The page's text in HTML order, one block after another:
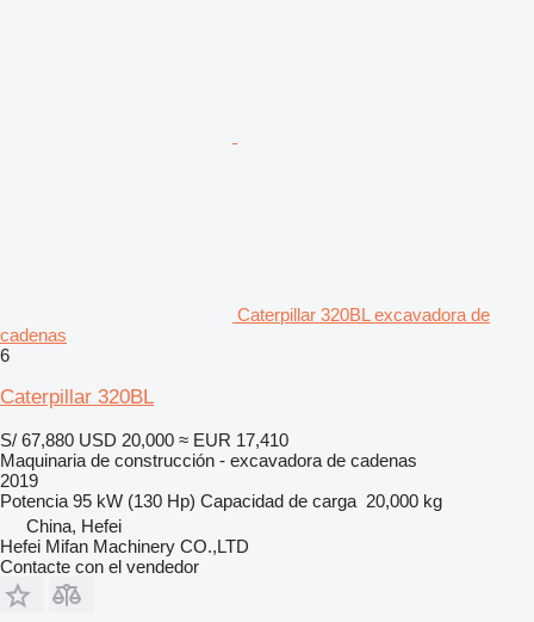
Caterpillar 320BL excavadora de
cadenas
6
Caterpillar 320BL
S/ 67,880 USD 20,000 ≈ EUR 17,410
Maquinaria de construcción - excavadora de cadenas
2019
Potencia 95 kW (130 Hp) Capacidad de carga 20,000 kg
China, Hefei
Hefei Mifan Machinery CO.,LTD
Contacte con el vendedor